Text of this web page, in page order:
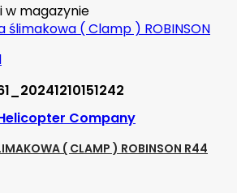
w magazynie
Company
( CLAMP ) ROBINSON R44